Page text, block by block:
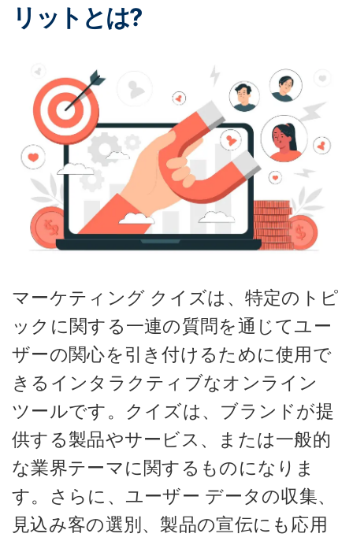
リットとは?
マーケティング クイズは、特定のトピ
ックに関する一連の質問を通じてユー
ザーの関心を引き付けるために使用で
きるインタラクティブなオンライン
ツールです。クイズは、ブランドが提
供する製品やサービス、または一般的
な業界テーマに関するものになりま
す。さらに、ユーザー データの収集、
見込み客の選別、製品の宣伝にも応用